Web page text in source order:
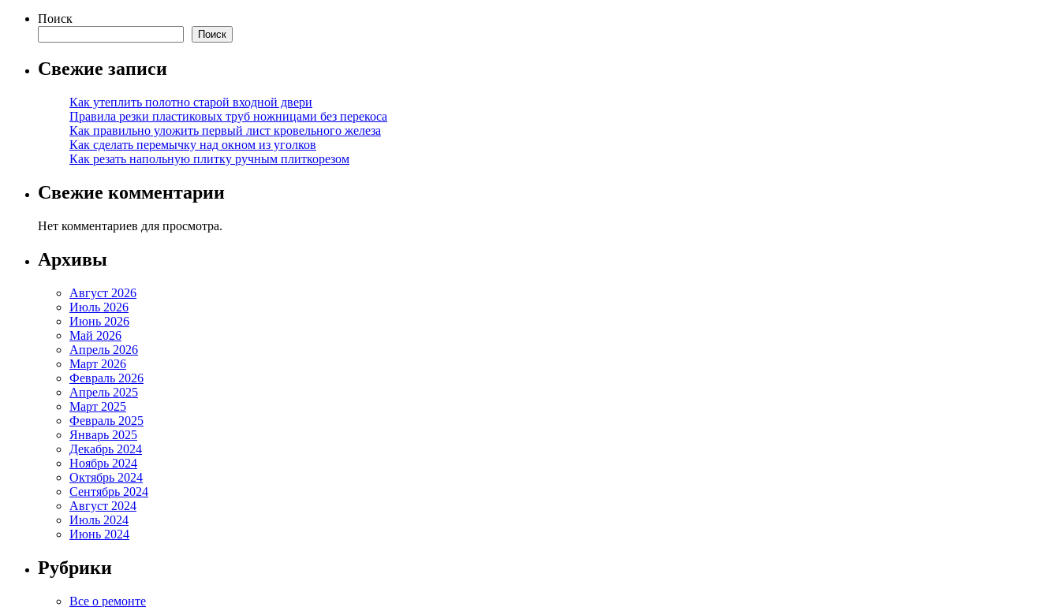
Поиск
Поиск
Свежие записи
Как утеплить полотно старой входной двери
Правила резки пластиковых труб ножницами без перекоса
Как правильно уложить первый лист кровельного железа
Как сделать перемычку над окном из уголков
Как резать напольную плитку ручным плиткорезом
Свежие комментарии
Нет комментариев для просмотра.
Архивы
Август 2026
Июль 2026
Июнь 2026
Май 2026
Апрель 2026
Март 2026
Февраль 2026
Апрель 2025
Март 2025
Февраль 2025
Январь 2025
Декабрь 2024
Ноябрь 2024
Октябрь 2024
Сентябрь 2024
Август 2024
Июль 2024
Июнь 2024
Рубрики
Все о ремонте